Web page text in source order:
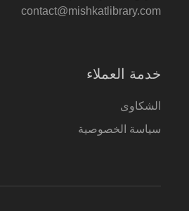
contact@mishkatlibrary.com
خدمة العملاء
الشكاوى
سياسة الخصوصية